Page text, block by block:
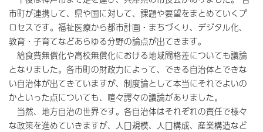
市町が連携して、県や国に対して、課題や要望をまとめていくプ
ロセスです。福祉医療から都市計画・まちづくり、デジタル化、
教育・子育てなどあらゆる分野の論点が出てきます。
給食費無償化や高校無償化における地域間格差についても議論
となりました。各市町の財政力によって、できる自治体とできな
い自治体が出てきていますが、制度論として本当にそれでよいの
かといった点についても、喧々諤々の議論がありました。
当然、地方自治の世界です。各自治体はそれぞれの責任で様々
な政策を進めていきますが、人口規模、人口構成、産業構造など